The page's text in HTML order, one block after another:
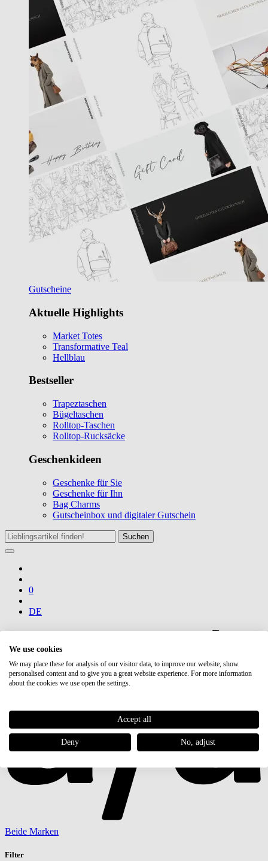
Gutscheine
Aktuelle Highlights
Market Totes
Transformative Teal
Hellblau
Bestseller
Trapeztaschen
Bügeltaschen
Rolltop-Taschen
Rolltop-Rucksäcke
Geschenkideen
Geschenke für Sie
Geschenke für Ihn
Bag Charms
Gutscheinbox und digitaler Gutschein
Suchen
0
DE
Beide Marken
Filter
We use cookies
We may place these for analysis of our visitor data, to improve our website, show
personalised content and to give you a great website experience. For more information
about the cookies we use open the settings.
Accept all
Deny No, adjust